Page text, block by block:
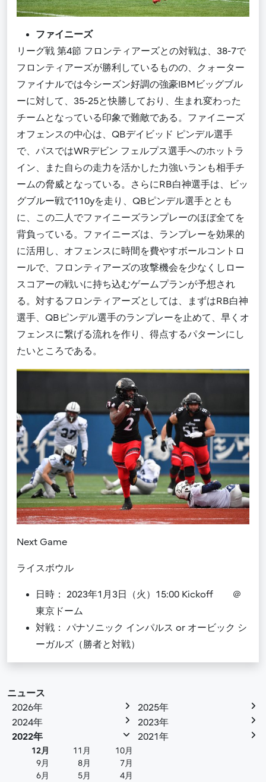
ファイニーズ
リーグ戦 第4節 フロンティアーズとの対戦は、38-7で
フロンティアーズが勝利しているものの、クォーター
ファイナルでは今シーズン好調の強豪IBMビッグブル
ーに対して、35-25と快勝しており、生まれ変わった
チームとなっている印象で難敵である。ファイニーズ
オフェンスの中心は、QBデイビッド ピンデル選手
で、パスではWRデビン フェルプス選手へのホットラ
イン、また自らの走力を活かした力強いランも相手チ
ームの脅威となっている。さらにRB白神選手は、ビッ
グブルー戦で110yを走り、QBピンデル選手ととも
に、この二人でファイニーズランプレーのほぼ全てを
背負っている。ファイニーズは、ランプレーを効果的
に活用し、オフェンスに時間を費やすボールコントロ
ールで、フロンティアーズの攻撃機会を少なくしロー
スコアーの戦いに持ち込むゲームプランが予想され
る。対するフロンティアーズとしては、まずはRB白神
選手、QBピンデル選手のランプレーを止めて、早くオ
フェンスに繋げる流れを作り、得点するパターンにし
たいところである。
Next Game
ライスボウル
日時： 2023年1月3日（火）15:00 Kickoff ＠
東京ドーム
対戦： パナソニック インパルス or オービック シ
ーガルズ（勝者と対戦）
ニュース
2026年
2025年
2024年
2023年
2022年
12月 11月
10月
9月
8月
7月
6月
5月
4月
2021年